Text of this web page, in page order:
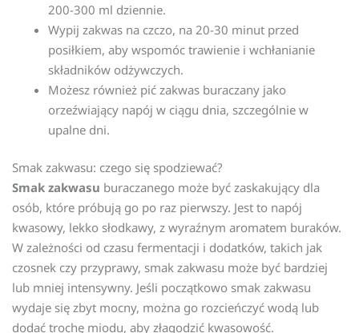
200-300 ml dziennie.
Wypij zakwas na czczo, na 20-30 minut przed
posiłkiem, aby wspomóc trawienie i wchłanianie
składników odżywczych.
Możesz również pić zakwas buraczany jako
orzeźwiający napój w ciągu dnia, szczególnie w
upalne dni.
Smak zakwasu: czego się spodziewać?
Smak zakwasu buraczanego może być zaskakujący dla
osób, które próbują go po raz pierwszy. Jest to napój
kwasowy, lekko słodkawy, z wyraźnym aromatem buraków.
W zależności od czasu fermentacji i dodatków, takich jak
czosnek czy przyprawy, smak zakwasu może być bardziej
lub mniej intensywny. Jeśli początkowo smak zakwasu
wydaje się zbyt mocny, można go rozcieńczyć wodą lub
dodać trochę miodu, aby złagodzić kwasowość.